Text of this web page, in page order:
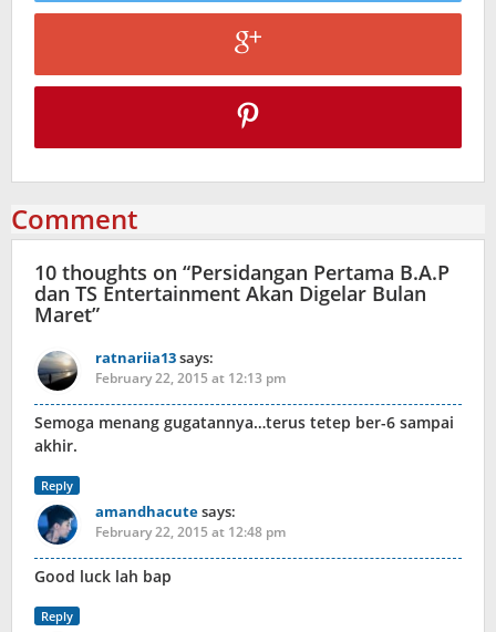
Comment
10 thoughts on “Persidangan Pertama B.A.P
dan TS Entertainment Akan Digelar Bulan
Maret”
ratnariia13says:
February 22, 2015 at 12:13 pm
Semoga menang gugatannya…terus tetep ber-6 sampai
akhir.
Reply
amandhacutesays:
February 22, 2015 at 12:48 pm
Good luck lah bap
Reply